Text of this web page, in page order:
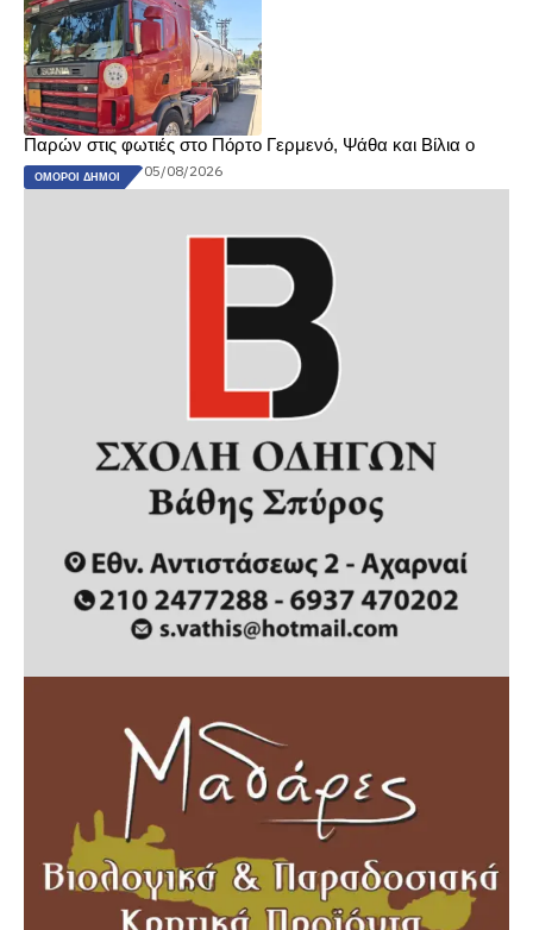
Παρών στις φωτιές στο Πόρτο Γερμενό, Ψάθα και Βίλια ο
ΌΜΟΡΟΙ ΔΉΜΟΙ 05/08/2026